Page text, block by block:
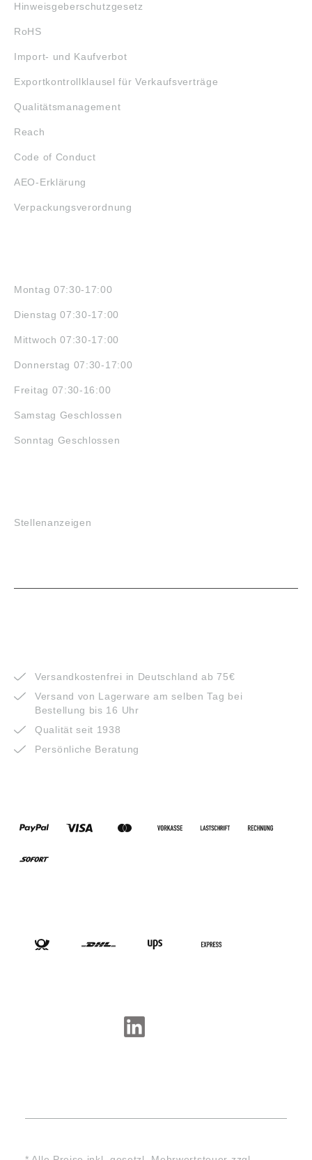
Hinweisgeberschutzgesetz
RoHS
Import- und Kaufverbot
Exportkontrollklausel für Verkaufsverträge
Qualitätsmanagement
Reach
Code of Conduct
AEO-Erklärung
Verpackungsverordnung
Montag 07:30-17:00
Dienstag 07:30-17:00
Mittwoch 07:30-17:00
Donnerstag 07:30-17:00
Freitag 07:30-16:00
Samstag Geschlossen
Sonntag Geschlossen
Stellenanzeigen
Versandkostenfrei in Deutschland ab 75€
Versand von Lagerware am selben Tag bei
Bestellung bis 16 Uhr
Qualität seit 1938
Persönliche Beratung